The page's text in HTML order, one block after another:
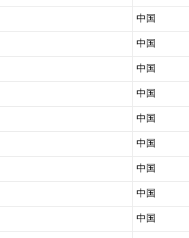
中国
中国
中国
中国
中国
中国
中国
中国
中国